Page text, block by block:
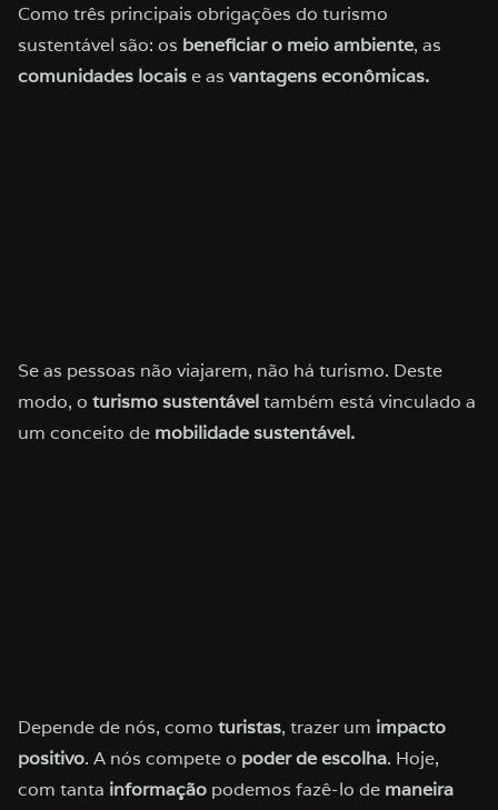
Como três principais obrigações do turismo
sustentável são: os beneficiar o meio ambiente, as
comunidades locaise as vantagens econômicas.
Se as pessoas não viajarem, não há turismo. Deste
modo, o turismo sustentáveltambém está vinculado a
um conceito de mobilidade sustentável.
Depende de nós, como turistas, trazer um impacto
positivo. A nós compete o poder de escolha. Hoje,
com tanta informação podemos fazê-lo de maneira